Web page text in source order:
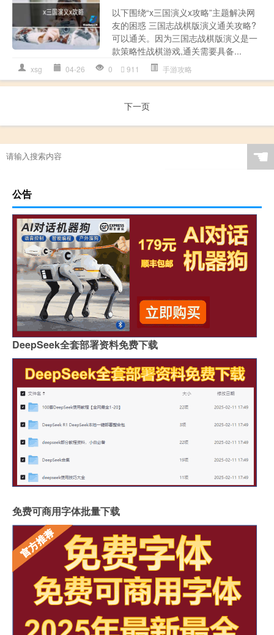
以下围绕“x三国演义x攻略”主题解决网
友的困惑 三国志战棋版演义通关攻略?
可以通关。因为三国志战棋版演义是一
款策略性战棋游戏,通关需要具备...
xsg 04-26 0 911 手游攻略
下一页
☚
公告
DeepSeek全套部署资料免费下载
免费可商用字体批量下载